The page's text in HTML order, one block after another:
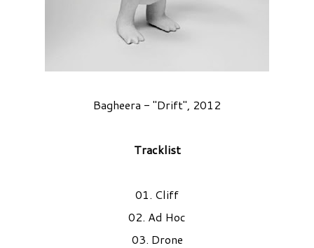
Bagheera - "Drift", 2012
Tracklist
01. Cliff
02. Ad Hoc
03. Drone